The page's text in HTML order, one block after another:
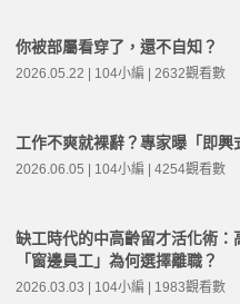
你被部屬看穿了，還不自知？
2026.05.22 | 104小編 | 2632觀看數
工作不爽就裸辭？專家曝「即興
2026.06.05 | 104小編 | 4254觀看數
缺工時代的中高齡留才活化術：
「窗邊員工」為何選擇離職？
2026.03.03 | 104小編 | 1983觀看數